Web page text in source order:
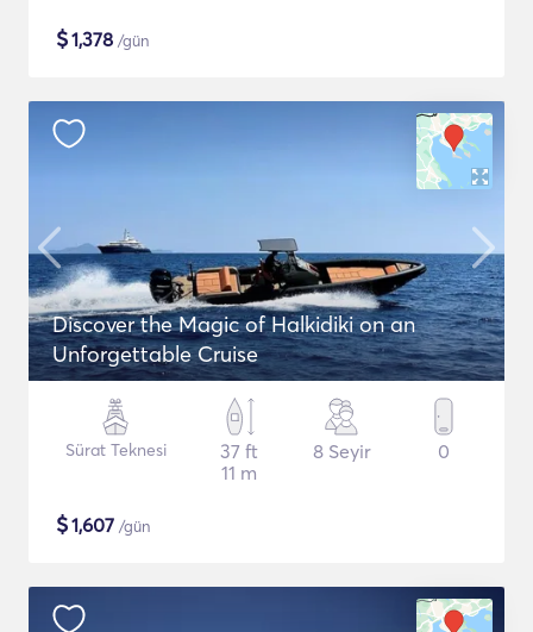
$1,378 /gün
Discover the Magic of Halkidiki on an
Unforgettable Cruise
Sürat Teknesi
37 ft
11 m
8 Seyir 0
$1,607 /gün